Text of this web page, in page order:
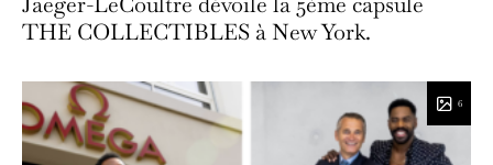
THE COLLECTIBLES à New York.
6